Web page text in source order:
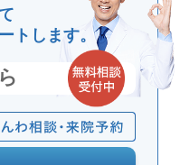
トします。